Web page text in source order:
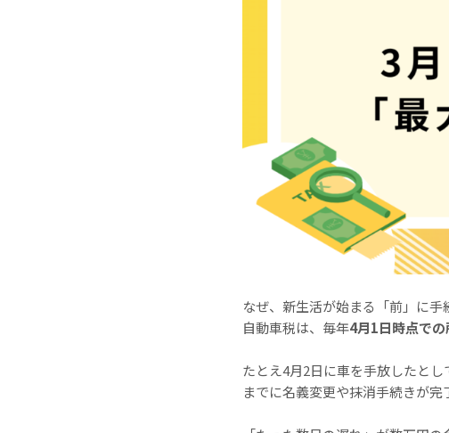
なぜ、新生活が始まる「前」に手
自動車税は、毎年4月1日時点で
たとえ4月2日に車を手放したと
までに名義変更や抹消手続きが